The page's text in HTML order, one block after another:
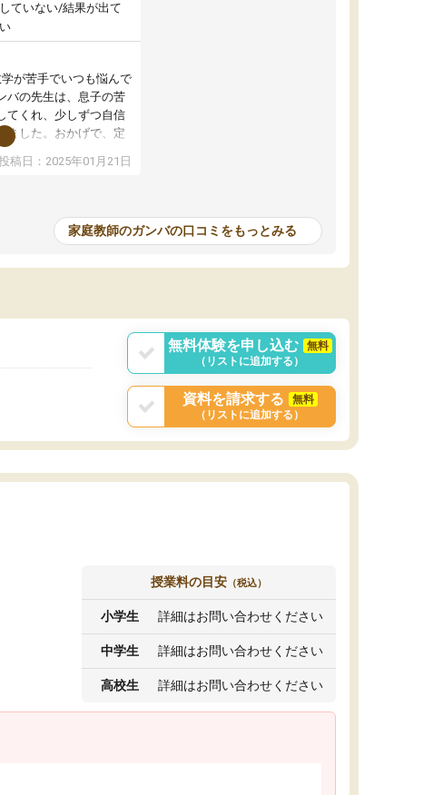
ていない/結果が出て
が苦手でいつも悩んで
バの先生は、息子の苦
てくれ、少しずつ自信
ました。おかげで、定
上アップし、本人もと
稿日：2025年01月21日
家庭教師のガンバの口コミをもっとみる
無料体験を申し込む
無料
（リストに追加する）
資料を請求する
無料
（リストに追加する）
授業料の目安 （税込）
小学生 詳細はお問い合わせください
中学生 詳細はお問い合わせください
高校生 詳細はお問い合わせください